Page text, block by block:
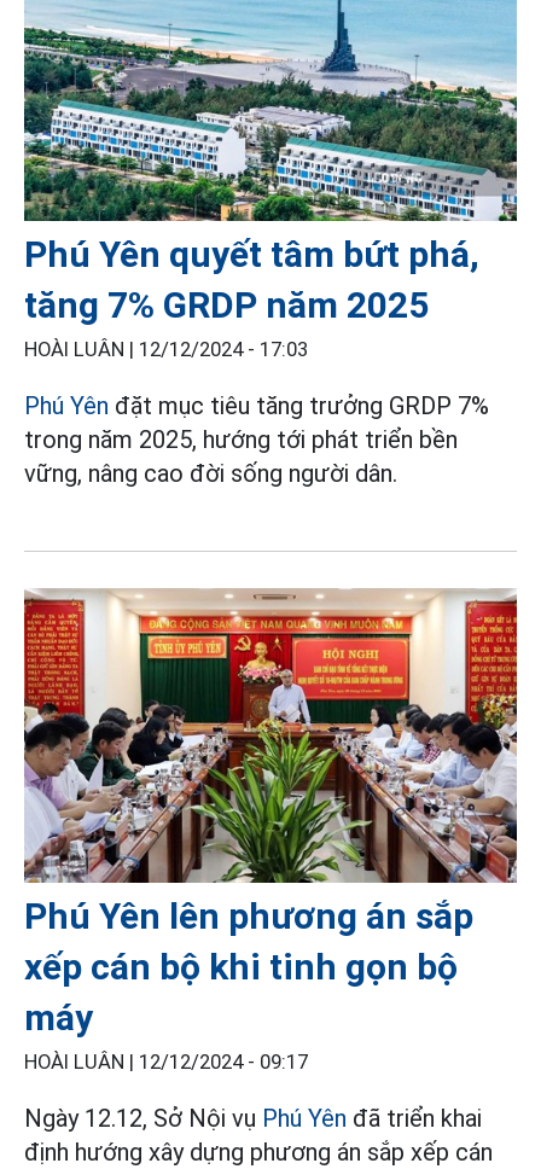
Phú Yên quyết tâm bứt phá,
tăng 7% GRDP năm 2025
HOÀI LUÂN | 12/12/2024 - 17:03
Phú Yên đặt mục tiêu tăng trưởng GRDP 7%
trong năm 2025, hướng tới phát triển bền
vững, nâng cao đời sống người dân.
Phú Yên lên phương án sắp
xếp cán bộ khi tinh gọn bộ
máy
HOÀI LUÂN | 12/12/2024 - 09:17
Ngày 12.12, Sở Nội vụ Phú Yên đã triển khai
định hướng xây dựng phương án sắp xếp cán